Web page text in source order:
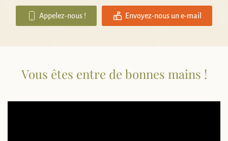
Appelez-nous ! Envoyez-nous un e-mail
Vous êtes entre de bonnes mains !